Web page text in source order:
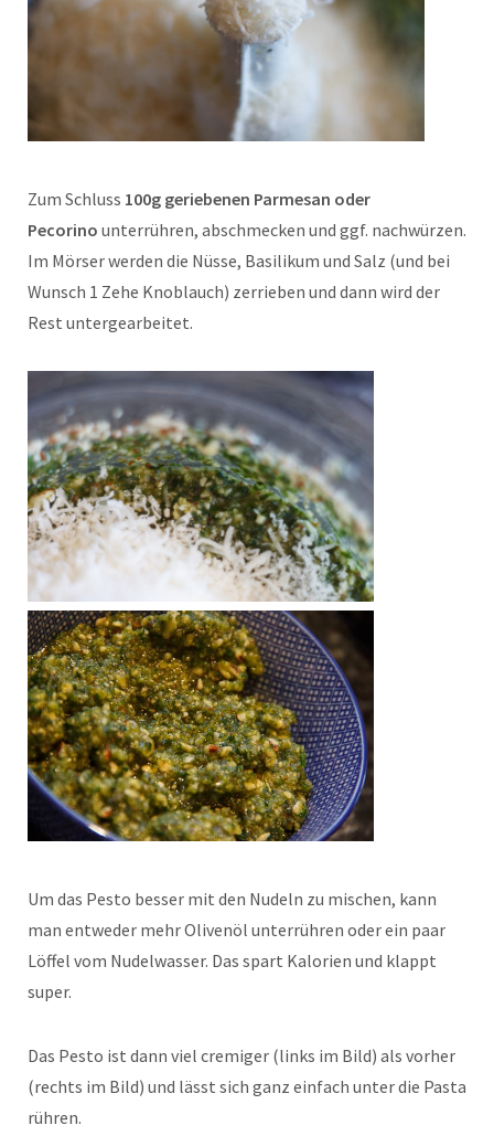
Zum Schluss 100g geriebenen Parmesan oder
Pecorino unterrühren, abschmecken und ggf. nachwürzen.
Im Mörser werden die Nüsse, Basilikum und Salz (und bei
Wunsch 1 Zehe Knoblauch) zerrieben und dann wird der
Rest untergearbeitet.
Um das Pesto besser mit den Nudeln zu mischen, kann
man entweder mehr Olivenöl unterrühren oder ein paar
Löffel vom Nudelwasser. Das spart Kalorien und klappt
super.
Das Pesto ist dann viel cremiger (links im Bild) als vorher
(rechts im Bild) und lässt sich ganz einfach unter die Pasta
rühren.